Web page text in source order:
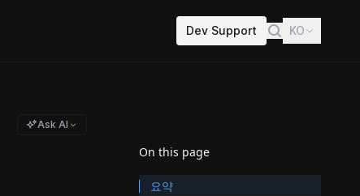
Dev Support KO
Ask AI
On this page
요약